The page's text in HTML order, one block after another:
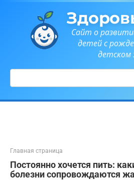
Сайт о
детей с
детском
Поиск:
Главная страница
Постоянно хочется пить:
болезни сопровождаются